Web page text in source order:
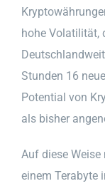
hohe Volatilität,
Stunden 16
Potential von
als bisher
Auf diese
einem Terabyte